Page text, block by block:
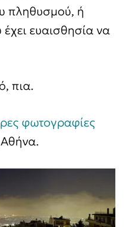
πληθυσμού, ή
ευαισθησία να
πια.
φωτογραφίες